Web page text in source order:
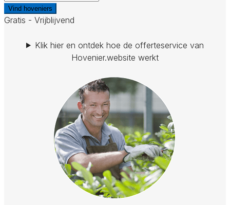
Vind hoveniers
Gratis - Vrijblijvend
Klik hier en ontdek hoe de offerteservice van
Hovenier.website werkt